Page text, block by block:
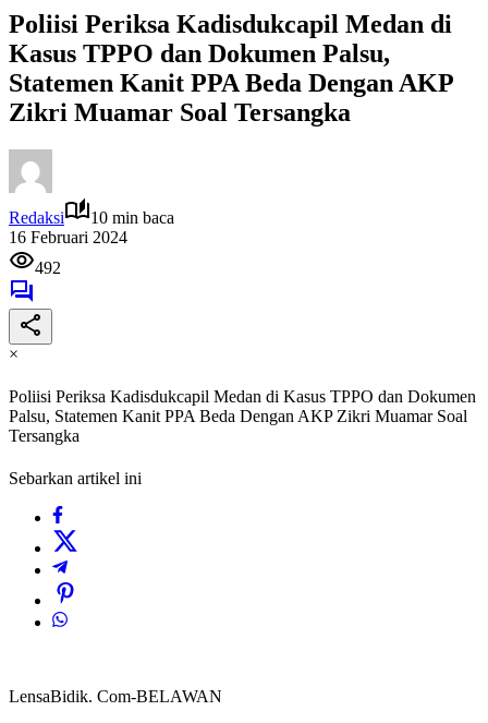
Poliisi Periksa Kadisdukcapil Medan di
Kasus TPPO dan Dokumen Palsu,
Statemen Kanit PPA Beda Dengan AKP
Zikri Muamar Soal Tersangka
Redaksi
10 min baca
16 Februari 2024
492
×
Poliisi Periksa Kadisdukcapil Medan di Kasus TPPO dan Dokumen
Palsu, Statemen Kanit PPA Beda Dengan AKP Zikri Muamar Soal
Tersangka
Sebarkan artikel ini
LensaBidik. Com-BELAWAN